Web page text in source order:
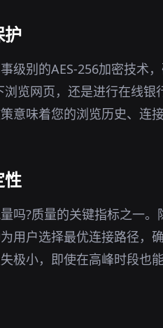
护
级别的AES-256加密技术
浏览网页，还是进行在线
意味着您的浏览历史、连
性
吗?质量的关键指标之一
用户选择最优连接路径，
极小，即使在高峰时段也